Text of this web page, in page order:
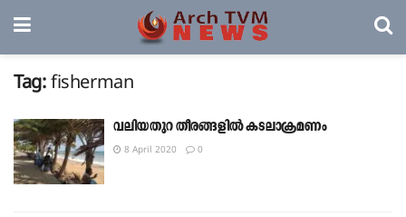
Tag: fisherman
വലിയതുറ തീരങ്ങളില്‍ കടലാക്രമണം
8 April 2020 0